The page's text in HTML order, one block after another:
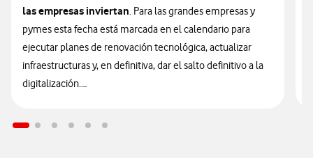
las empresas inviertan. Para las grandes empresas y
pymes esta fecha está marcada en el calendario para
ejecutar planes de renovación tecnológica, actualizar
infraestructuras y, en definitiva, dar el salto definitivo a la
digitalización.
En Vodafone Empresas comprendemos que el futuro de